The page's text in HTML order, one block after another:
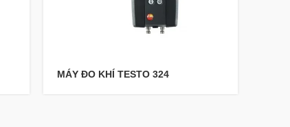
MÁY ĐO KHÍ TESTO 324